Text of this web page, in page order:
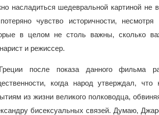
насладиться шедевральной картиной
чувство историчности,
в целом не столь важны, сколько
и режиссер.
после показа данного фильма
когда народ утверждал, что
из жизни великого полководца,
бисексуальных связей. Думаю,